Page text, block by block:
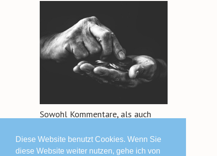
Diese Website benutzt Cookies. Wenn Sie
diese Website weiter nutzen, gehe ich von
Sowohl Kommentare, als auch